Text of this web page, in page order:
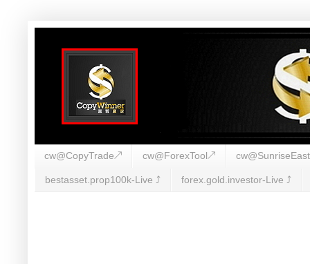
cw@CopyTrade↗ cw@ForexTool↗
bestasset.prop100k-Live ⤴︎ forex.gold.investor-Live ⤴︎